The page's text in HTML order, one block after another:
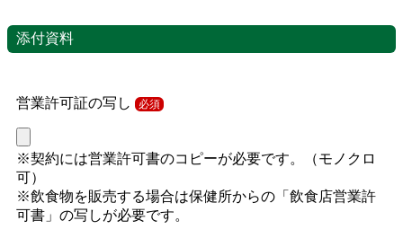
添付資料
営業許可証の写し 必須
※契約には営業許可書のコピーが必要です。（モノクロ
可）
※飲食物を販売する場合は保健所からの「飲食店営業許
可書」の写しが必要です。